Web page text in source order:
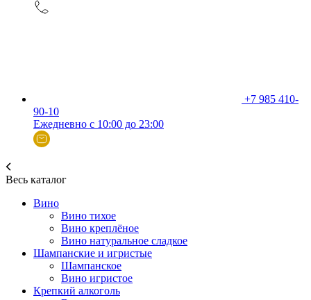
+7 985 410-
90-10
Ежедневно с 10:00 до 23:00
Весь каталог
Вино
Вино тихое
Вино креплёное
Вино натуральное сладкое
Шампанские и игристые
Шампанское
Вино игристое
Крепкий алкоголь